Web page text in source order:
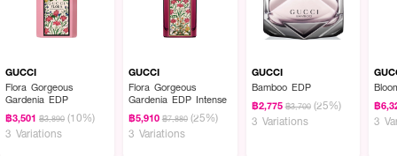
GUCCI
Flora Gorgeous
Gardenia EDP
฿3,501 ฿3,890 (10%)
3 Variations
GUCCI
Flora Gorgeous
Gardenia EDP Intense
฿5,910 ฿7,880 (25%)
3 Variations
GUCCI
Bamboo EDP
฿2,775 ฿3,700 (25%)
3 Variations
฿
3